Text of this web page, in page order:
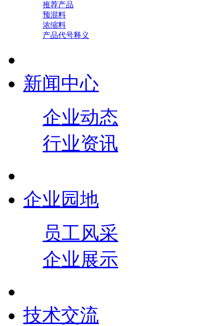
推荐产品
预混料
浓缩料
产品代号释义
新闻中心
企业动态
行业资讯
企业园地
员工风采
企业展示
技术交流